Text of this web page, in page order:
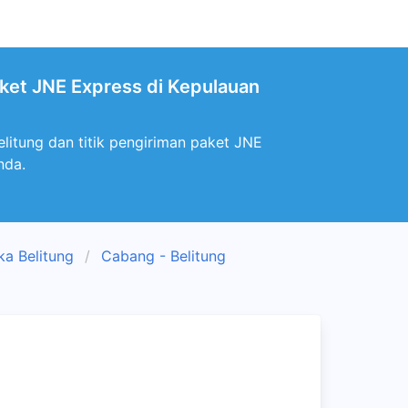
JNE Express di Kepulauan
dan titik pengiriman paket JNE
Belitung Cabang - Belitung